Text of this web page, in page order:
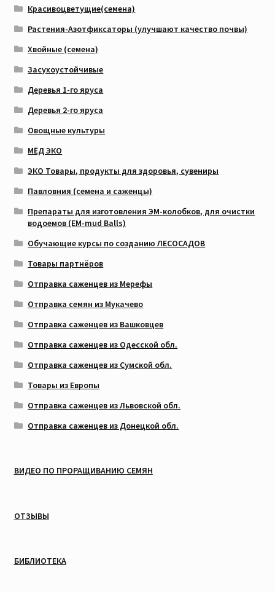
Красивоцветущие(семена)
Растения-Азотфиксаторы (улучшают качество почвы)
Хвойные (семена)
Засухоустойчивые
Деревья 1-го яруса
Деревья 2-го яруса
Овощные культуры
МЁД ЭКО
ЭКО Товары, продукты для здоровья, сувениры
Павловния (семена и саженцы)
Препараты для изготовления ЭМ-колобков, для очистки
водоемов (EM-mud Balls)
Обучающие курсы по созданию ЛЕСОСАДОВ
Товары партнёров
Отправка саженцев из Мерефы
Отправка семян из Мукачево
Отправка саженцев из Вашковцев
Отправка саженцев из Одесской обл.
Отправка саженцев из Сумской обл.
Товары из Европы
Отправка саженцев из Львовской обл.
Отправка саженцев из Донецкой обл.
ВИДЕО ПО ПРОРАЩИВАНИЮ СЕМЯН
ОТЗЫВЫ
БИБЛИОТЕКА